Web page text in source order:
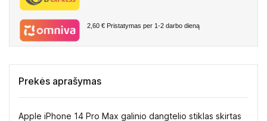
2,60 € Pristatymas per 1-2 darbo dieną
Prekės aprašymas
Apple iPhone 14 Pro Max galinio dangtelio stiklas skirtas